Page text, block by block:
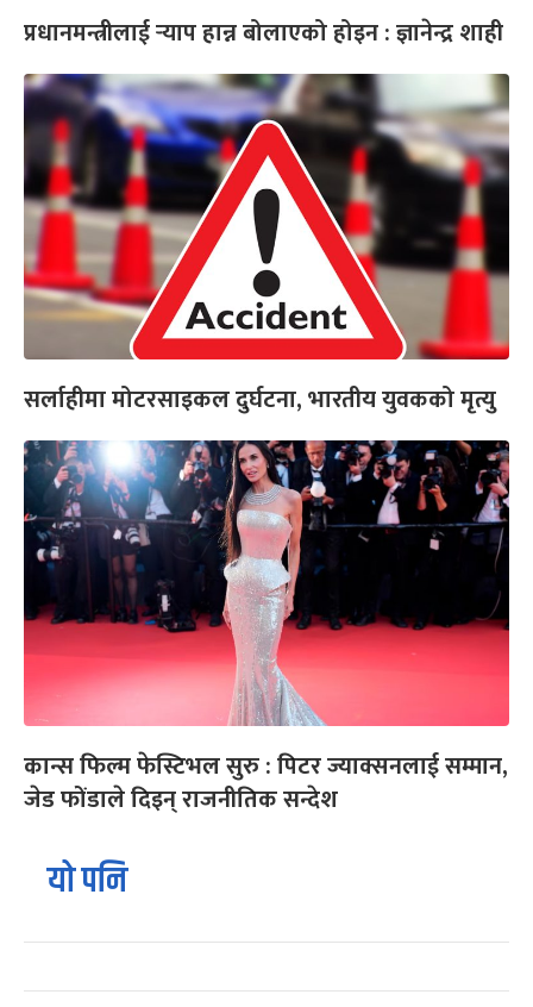
प्रधानमन्त्रीलाई र्‍याप हान्न बोलाएको होइन : ज्ञानेन्द्र शाही
सर्लाहीमा मोटरसाइकल दुर्घटना, भारतीय युवकको मृत्यु
कान्स फिल्म फेस्टिभल सुरु : पिटर ज्याक्सनलाई सम्मान,
जेड फोंडाले दिइन् राजनीतिक सन्देश
यो पनि